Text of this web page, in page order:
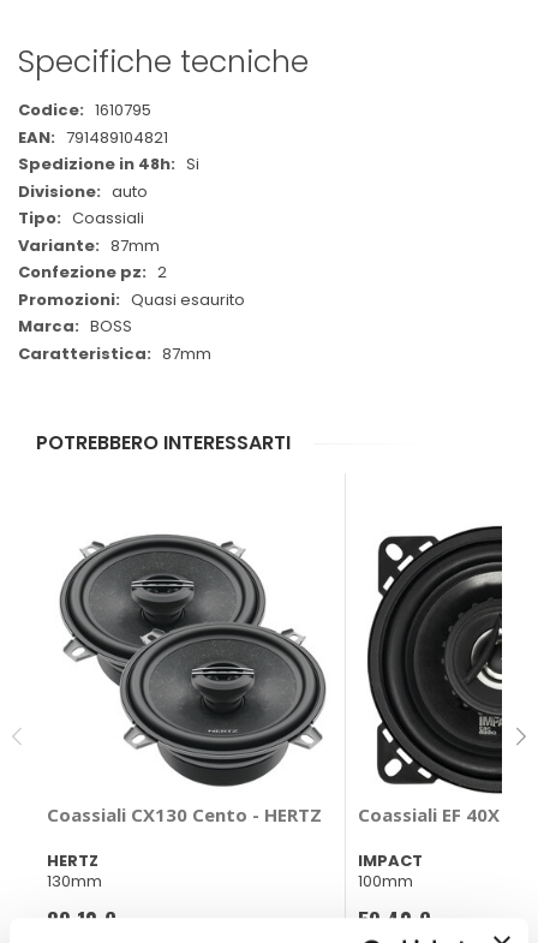
Specifiche tecniche
Maggiori
Informazioni
1610795
791489104821
Si
auto
Coassiali
87mm
2
Quasi esaurito
BOSS
87mm
POTREBBERO INTERESSARTI
Coassiali CX130 Cento - HERTZ
HERTZ
130mm
89,10 €
Coassiali EF 40X -
IMPACT
100mm
59,40 €